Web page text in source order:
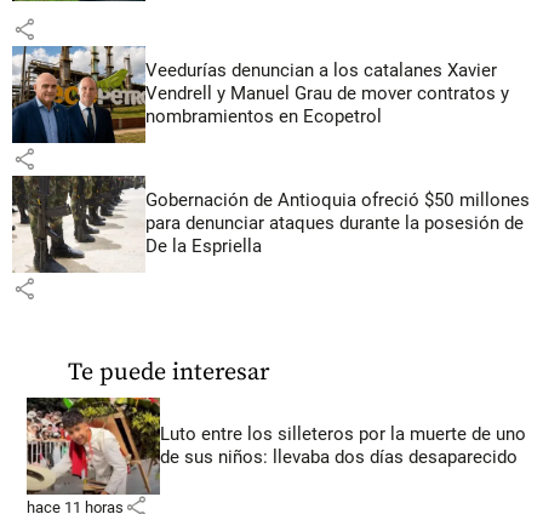
share
Veedurías denuncian a los catalanes Xavier
Vendrell y Manuel Grau de mover contratos y
nombramientos en Ecopetrol
share
Gobernación de Antioquia ofreció $50 millones
para denunciar ataques durante la posesión de
De la Espriella
share
Te puede interesar
Luto entre los silleteros por la muerte de uno
de sus niños: llevaba dos días desaparecido
hace 11 horas share